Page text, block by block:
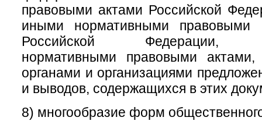
правовыми актами Российской
иными нормативными правовыми
Российской Федерации,
нормативными правовыми
органами и организациями
и выводов, содержащихся в этих
8) многообразие форм